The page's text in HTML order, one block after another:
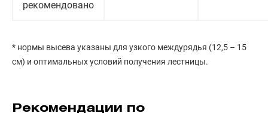
рекомендовано
* нормы высева указаны для узкого междурядья (12,5 – 15
см) и оптимальных условий получения лестницы.
Рекомендации по